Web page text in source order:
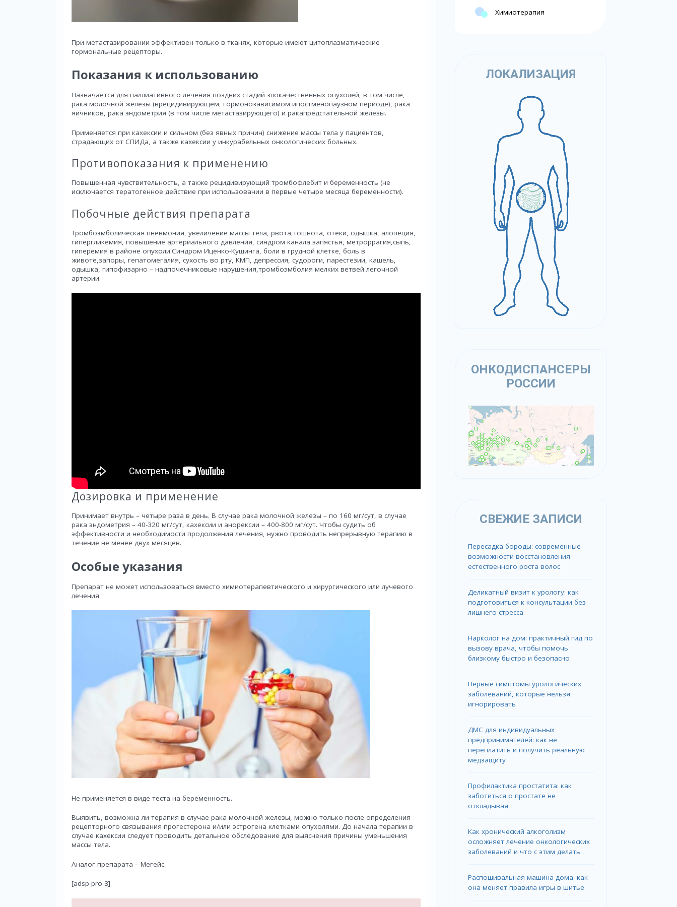
При метастазировании эффективен только в тканях, которые имеют цитоплазматические
гормональные рецепторы.
Показания к использованию
Назначается для паллиативного лечения поздних стадий злокачественных опухолей, в том числе,
рака молочной железы (врецидивирующем, гормонозависимом ипостменопаузном периоде), рака
яичников, рака эндометрия (в том числе метастазирующего) и ракапредстательной железы.
Применяется при кахексии и сильном (без явных причин) снижение массы тела у пациентов,
страдающих от СПИДа, а также кахексии у инкурабельных онкологических больных.
Противопоказания к применению
Повышенная чувствительность, а также рецидивирующий тромбофлебит и беременность (не
исключается тератогенное действие при использовании в первые четыре месяца беременности).
Побочные действия препарата
Тромбоэмболическая пневмония, увеличение массы тела, рвота,тошнота, отеки, одышка, алопеция,
гипергликемия, повышение артериального давления, синдром канала запястья, метроррагия,сыпь,
гиперемия в районе опухоли.Синдром Иценко-Кушинга, боли в грудной клетке, боль в
животе,запоры, гепатомегалия, сухость во рту, КМП, депрессия, судороги, парестезии, кашель,
одышка, гипофизарно – надпочечниковые нарушения,тромбоэмболия мелких ветвей легочной
артерии.
Дозировка и применение
Принимает внутрь – четыре раза в день. В случае рака молочной железы – по 160 мг/сут, в случае
рака эндометрия – 40-320 мг/сут, кахексии и анорексии – 400-800 мг/сут. Чтобы судить об
эффективности и необходимости продолжения лечения, нужно проводить непрерывную терапию в
течение не менее двух месяцев.
Особые указания
Препарат не может использоваться вместо химиотерапевтического и хирургического или лучевого
лечения.
Не применяется в виде теста на беременность.
Выявить, возможна ли терапия в случае рака молочной железы, можно только после определения
рецепторного связывания прогестерона и/или эстрогена клетками опухолями. До начала терапии в
случае кахексии следует проводить детальное обследование для выяснения причины уменьшения
массы тела.
Аналог препарата – Мегейс.
[adsp-pro-3]
Химиотерапия
ЛОКАЛИЗАЦИЯ
ОНКОДИСПАНСЕРЫ
РОССИИ
СВЕЖИЕ ЗАПИСИ
Пересадка бороды: современные
возможности восстановления
естественного роста волос
Деликатный визит к урологу: как
подготовиться к консультации без
лишнего стресса
Нарколог на дом: практичный гид по
вызову врача, чтобы помочь
близкому быстро и безопасно
Первые симптомы урологических
заболеваний, которые нельзя
игнорировать
ДМС для индивидуальных
предпринимателей: как не
переплатить и получить реальную
медзащиту
Профилактика простатита: как
заботиться о простате не
откладывая
Как хронический алкоголизм
осложняет лечение онкологических
заболеваний и что с этим делать
Распошивальная машина дома: как
она меняет правила игры в шитье